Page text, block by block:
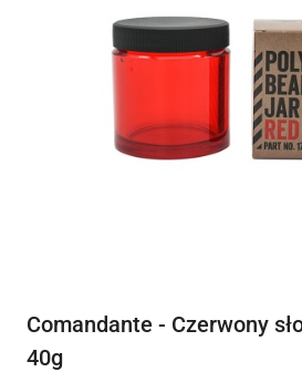
Comandante - Czerwony
40g